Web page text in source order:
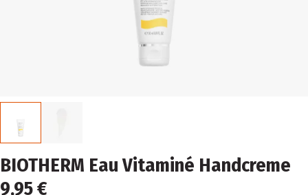
BIOTHERM Eau Vitaminé Handcreme
9,95 €